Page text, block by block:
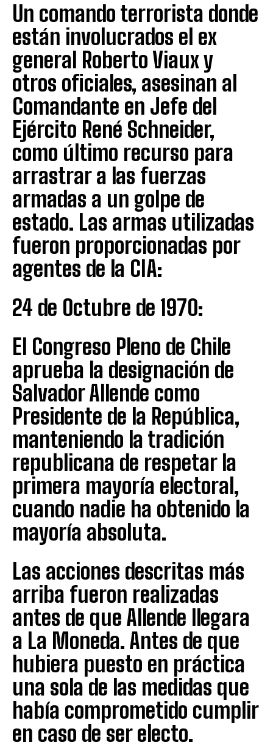
Un comando terrorista donde
están involucrados el ex
general Roberto Viaux y
otros oficiales, asesinan al
Comandante en Jefe del
Ejército René Schneider,
como último recurso para
arrastrar a las fuerzas
armadas a un golpe de
estado. Las armas utilizadas
fueron proporcionadas por
agentes de la CIA:
24 de Octubre de 1970:
El Congreso Pleno de Chile
aprueba la designación de
Salvador Allende como
Presidente de la República,
manteniendo la tradición
republicana de respetar la
primera mayoría electoral,
cuando nadie ha obtenido la
mayoría absoluta.
Las acciones descritas más
arriba fueron realizadas
antes de que Allende llegara
a La Moneda. Antes de que
hubiera puesto en práctica
una sola de las medidas que
había comprometido cumplir
en caso de ser electo.